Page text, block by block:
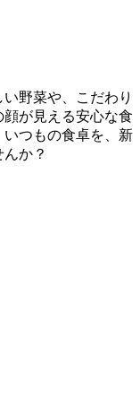
野菜や、こだわり
が見える安心な食
つもの食卓を、新
か？